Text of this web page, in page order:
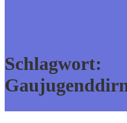
Schlagwort: